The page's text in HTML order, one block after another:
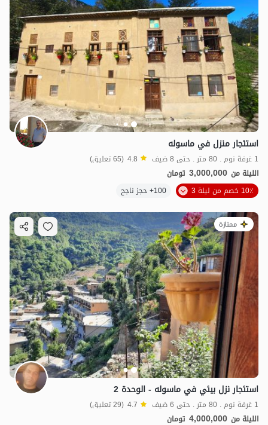
استئجار منزل في ماسوله
1 غرفة نوم . 80 متر . حتى 8 ضيف 4.8 (65 تعليق)
الليلة من 3,000,000 تومان
10٪ خصم من ليلة 3
100+ حجز ناجح
ممتازة
استئجار نزل بيئي في ماسوله - الوحدة 2
1 غرفة نوم . 80 متر . حتى 6 ضيف 4.7 (29 تعليق)
الليلة من 4,000,000 تومان